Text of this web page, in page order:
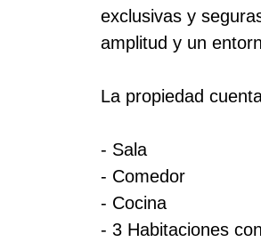
exclusivas y
amplitud y un
La propiedad
- Sala
- Comedor
- Cocina
- 3 Habitaciones